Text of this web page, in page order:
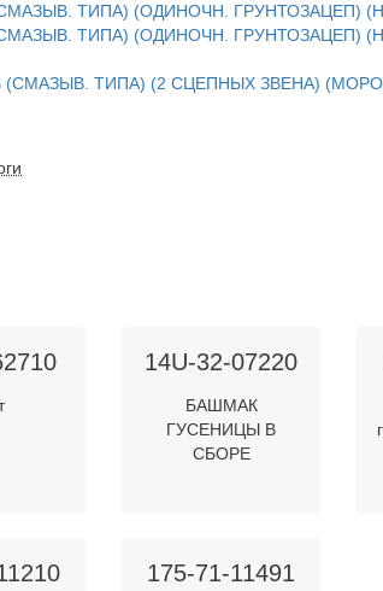
ТИПА) (ОДИНОЧН. ГРУНТОЗАЦЕП)
ТИПА) (ОДИНОЧН. ГРУНТОЗАЦЕП)
(СМАЗЫВ. ТИПА) (2 СЦЕПНЫХ ЗВЕНА)
14U-32-07220
БАШМАК
ГУСЕНИЦЫ В
СБОРЕ
175-71-11491